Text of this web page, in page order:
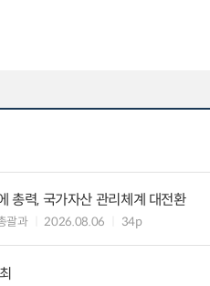
총력, 국가자산 관리체계 대전환
괄과 2026.08.06 34p